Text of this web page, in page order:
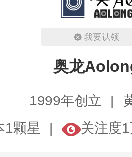
我要认领
奥龙
1999年创立
1颗星
关注度